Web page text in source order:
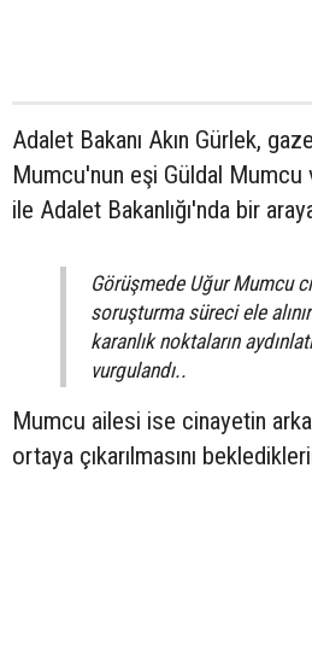
Adalet Bakanı Akın Gürlek,
Mumcu'nun eşi Güldal
ile Adalet Bakanlığı'nda bir
Görüşmede Uğur Mumcu
soruşturma süreci ele
karanlık noktaların
vurgulandı..
Mumcu ailesi ise cinayetin
ortaya çıkarılmasını